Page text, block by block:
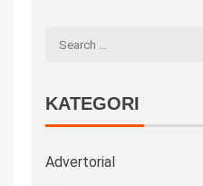
KATEGORI
Advertorial